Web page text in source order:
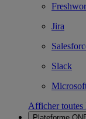
Jira
Slack
Afficher toutes